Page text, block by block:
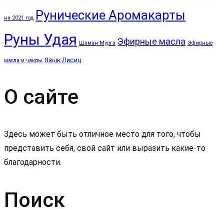
на 2021 год Рунические Аромакарты
Руны Удая Шаман Мурга Эфирные масла Эфирные
масла и чакры Язык Лисиц
О сайте
Здесь может быть отличное место для того, чтобы
представить себя, свой сайт или выразить какие-то
благодарности.
Поиск